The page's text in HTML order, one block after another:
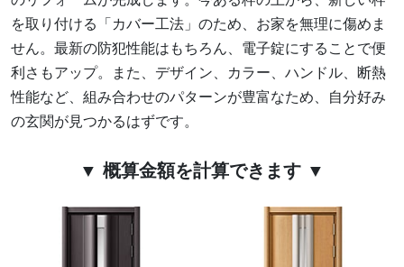
を取り付ける「カバー工法」のため、お家を無理に傷めま
せん。最新の防犯性能はもちろん、電子錠にすることで便
利さもアップ。また、デザイン、カラー、ハンドル、断熱
性能など、組み合わせのパターンが豊富なため、自分好み
の玄関が見つかるはずです。
▼ 概算金額を計算できます ▼